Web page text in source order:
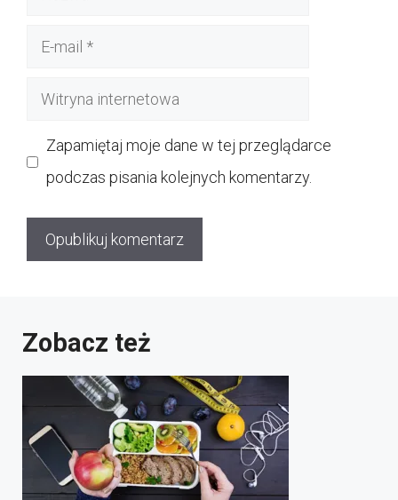
Witryna
Zapamiętaj moje dane w tej przeglądarce
podczas pisania kolejnych komentarzy.
Zobacz też